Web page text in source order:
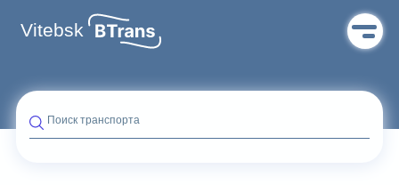
Vitebsk
Поиск транспорта